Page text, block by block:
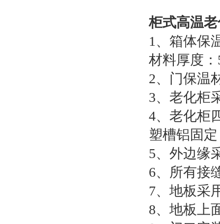
柜式高温
1、箱体保
材料厚
2、门保温
3、老化柜
4、老化柜
塑槽铝固定
5、外边缘
6、所有接
7、地板采
8、地板上